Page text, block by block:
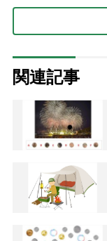
関連記事